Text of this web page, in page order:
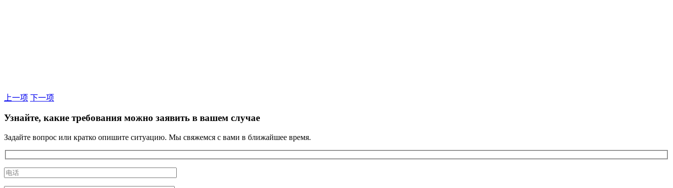
上一项 下一项
Узнайте, какие требования можно заявить в вашем случае
Задайте вопрос или кратко опишите ситуацию. Мы свяжемся с вами в ближайшее время.